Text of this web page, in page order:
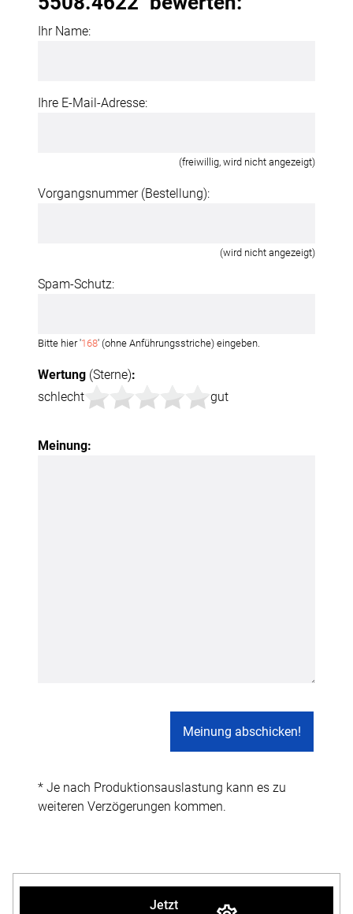
Ihr Name:
Ihre E-Mail-Adresse:
(freiwillig, wird nicht angezeigt)
Vorgangsnummer (Bestellung):
(wird nicht angezeigt)
Spam-Schutz:
Bitte hier '168' (ohne Anführungsstriche) eingeben.
Wertung (Sterne):
schlecht
gut
Meinung:
* Je nach Produktionsauslastung kann es zu
weiteren Verzögerungen kommen.
Jetzt